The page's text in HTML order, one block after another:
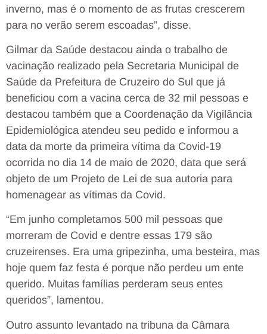
inverno, mas é o momento de as frutas crescerem
para no verão serem escoadas”, disse.
Gilmar da Saúde destacou ainda o trabalho de
vacinação realizado pela Secretaria Municipal de
Saúde da Prefeitura de Cruzeiro do Sul que já
beneficiou com a vacina cerca de 32 mil pessoas e
destacou também que a Coordenação da Vigilância
Epidemiológica atendeu seu pedido e informou a
data da morte da primeira vítima da Covid-19
ocorrida no dia 14 de maio de 2020, data que será
objeto de um Projeto de Lei de sua autoria para
homenagear as vítimas da Covid.
“Em junho completamos 500 mil pessoas que
morreram de Covid e dentre essas 179 são
cruzeirenses. Era uma gripezinha, uma besteira, mas
hoje quem faz festa é porque não perdeu um ente
querido. Muitas famílias perderam seus entes
queridos”, lamentou.
Outro assunto levantado na tribuna da Câmara